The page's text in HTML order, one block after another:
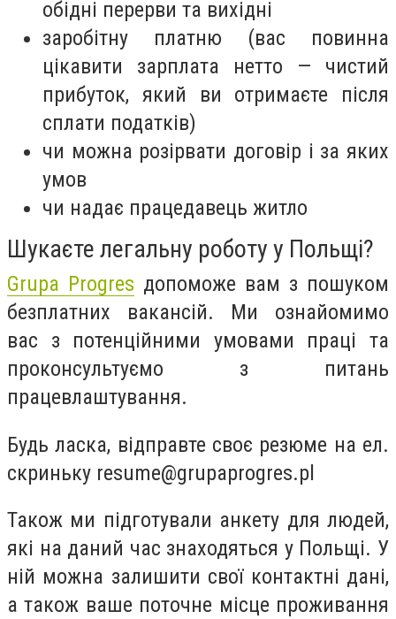
обідні перерви та вихідні
заробітну платню (вас повинна
цікавити зарплата нетто — чистий
прибуток, який ви отримаєте після
сплати податків)
чи можна розірвати договір і за яких
умов
чи надає працедавець житло
Шукаєте легальну роботу у Польщі?
Grupa Progres допоможе вам з пошуком
безплатних вакансій. Ми ознайомимо
вас з потенційними умовами праці та
проконсультуємо з питань
працевлаштування.
Будь ласка, відправте своє резюме на ел.
скриньку resume@grupaprogres.pl
Також ми підготували анкету для людей,
які на даний час знаходяться у Польщі. У
ній можна залишити свої контактні дані,
а також ваше поточне місце проживання